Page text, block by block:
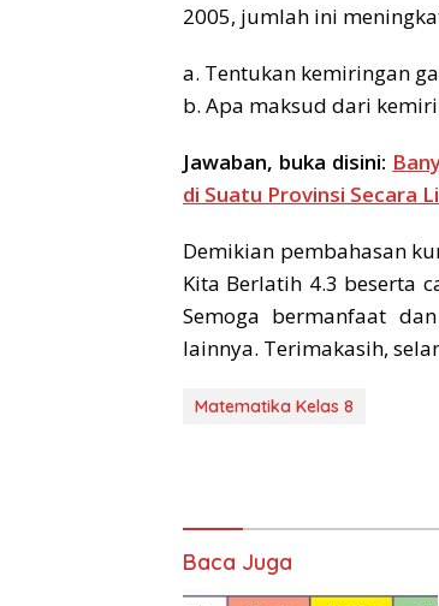
2005, jumlah ini
a. Tentukan kemiringan
b. Apa maksud dari
Jawaban, buka disini:
di Suatu Provinsi Secara
Demikian pembahasan
Kita Berlatih 4.3 beserta
Semoga bermanfaat
lainnya. Terimakasih,
Matematika Kelas 8
Baca Juga